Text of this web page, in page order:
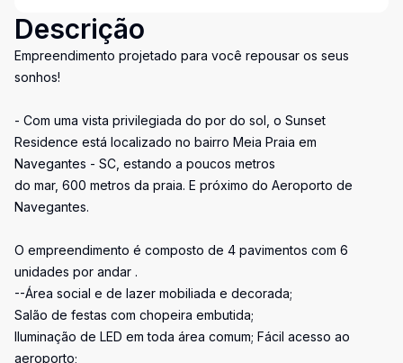
Descrição
Empreendimento projetado para você repousar os seus
sonhos!
- Com uma vista privilegiada do por do sol, o Sunset
Residence está localizado no bairro Meia Praia em
Navegantes - SC, estando a poucos metros
do mar, 600 metros da praia. E próximo do Aeroporto de
Navegantes.
O empreendimento é composto de 4 pavimentos com 6
unidades por andar .
--Área social e de lazer mobiliada e decorada;
Salão de festas com chopeira embutida;
Iluminação de LED em toda área comum; Fácil acesso ao
aeroporto;